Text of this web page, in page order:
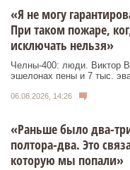
«Я не могу
При таком пожаре,
исключать нельзя»
Челны-400: люди. Виктор
эшелонах пены и 7 тыс.
06.08.2026, 14:26
«Раньше было два-
полтора-два. Это
которую мы попали»